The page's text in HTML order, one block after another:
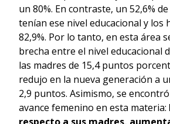
un 80%. En contraste, un 52,6%
tenían ese nivel educacional y los
82,9%. Por lo tanto, en esta área
brecha entre el nivel educacional
las madres de 15,4 puntos
redujo en la nueva generación a
2,9 puntos. Asimismo, se
avance femenino en esta materia: